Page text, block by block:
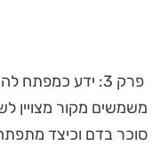
פרק 3: ידע
משמשים מקור מצויין
סוכר בדם וכיצד